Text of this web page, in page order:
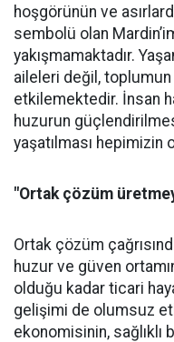
hoşgörünün ve
sembolü olan
yakışmamaktadır.
aileleri değil, toplumun
etkilemektedir. İnsan
huzurun
yaşatılması
"Ortak çözüm
Ortak çözüm
huzur ve güven
olduğu kadar ticari
gelişimi de olumsuz
ekonomisinin,